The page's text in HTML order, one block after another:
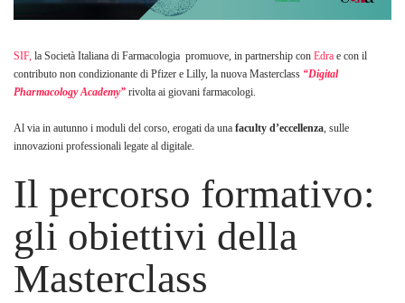
SIF, la Società Italiana di Farmacologia promuove, in partnership con Edra e con il
contributo non condizionante di Pfizer e Lilly, la nuova Masterclass “Digital
Pharmacology Academy” rivolta ai giovani farmacologi.
Al via in autunno i moduli del corso, erogati da una faculty d’eccellenza, sulle
innovazioni professionali legate al digitale.
Il percorso formativo:
gli obiettivi della
Masterclass